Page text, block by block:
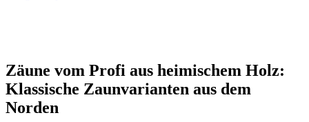
Zäune vom Profi aus heimischem Holz:
Klassische Zaunvarianten aus dem
Norden